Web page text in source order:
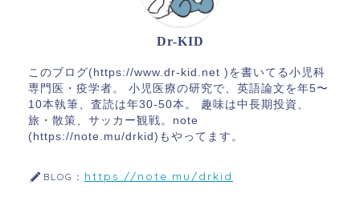
Dr-KID
このブログ(https://www.dr-kid.net )を書いてる小児科
専門医・疫学者。 小児医療の研究で、英語論文を年5〜
10本執筆、査読は年30-50本。 趣味は中長期投資、
旅・散策、サッカー観戦。note
(https://note.mu/drkid)もやってます。
BLOG： https://note.mu/drkid